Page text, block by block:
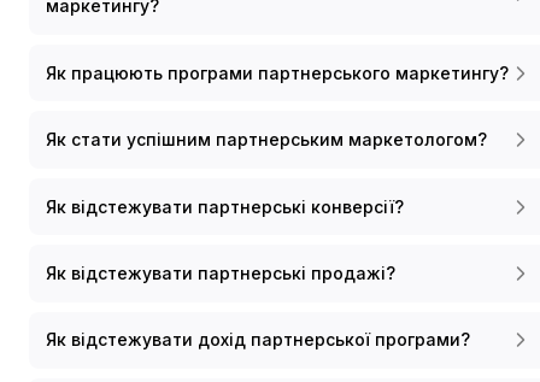
маркетингу?
Як працюють програми партнерського маркетингу?
Як стати успішним партнерським маркетологом?
Як відстежувати партнерські конверсії?
Як відстежувати партнерські продажі?
Як відстежувати дохід партнерської програми?